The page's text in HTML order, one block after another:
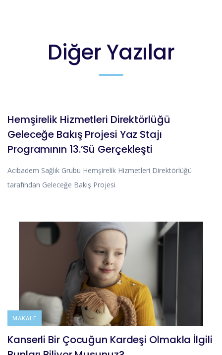
Diğer Yazılar
Hemşirelik Hizmetleri Direktörlüğü
Geleceğe Bakış Projesi Yaz Stajı
Programının 13.’Sü Gerçekleşti
Acıbadem Sağlık Grubu Hemşirelik Hizmetleri Direktörlüğü
tarafından Geleceğe Bakış Projesi
BLOG
MAKALE
Kanserli Bir Çocuğun Kardeşi Olmakla İlgili